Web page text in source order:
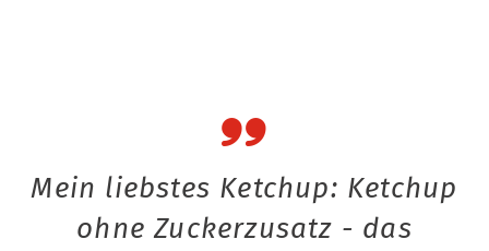
Mein liebstes Ketchup: Ketchup
ohne Zuckerzusatz - das